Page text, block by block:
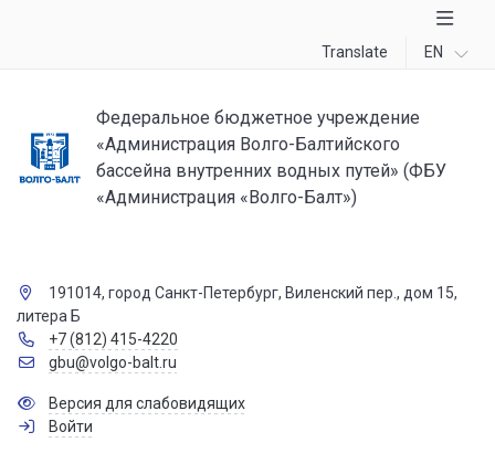
Translate EN
Федеральное бюджетное учреждение
«Администрация Волго-Балтийского
бассейна внутренних водных путей» (ФБУ
«Администрация «Волго-Балт»)
191014, город Санкт-Петербург, Виленский пер., дом 15,
литера Б
+7 (812) 415-4220
gbu@volgo-balt.ru
Версия для слабовидящих
Войти